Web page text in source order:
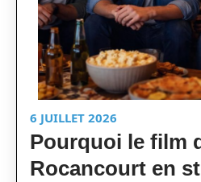
6 JUILLET 2026
Pourquoi le film
Rocancourt en